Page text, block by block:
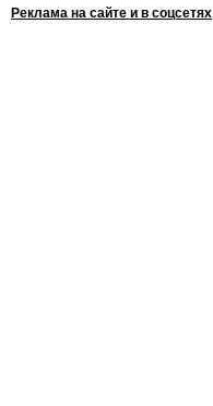
Реклама на сайте и в соцсетях